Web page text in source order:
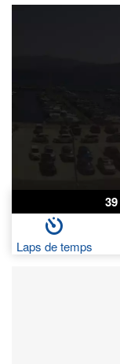
39
Laps de temps